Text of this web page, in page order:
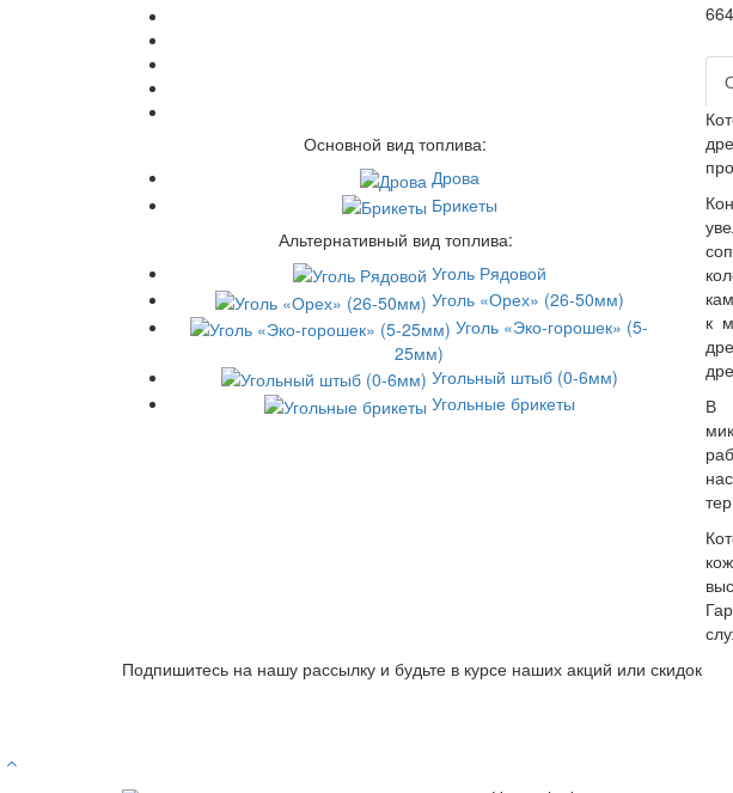
Основной вид топлива:
Дрова
Брикеты
Альтернативный вид топлива:
Уголь Рядовой
Уголь «Орех» (26-50мм)
Уголь «Эко-горошек» (5-
25мм)
Угольный штыб (0-6мм)
Угольные брикеты
к
В
Подпишитесь на нашу рассылку и будьте в курсе наших акций или скидок